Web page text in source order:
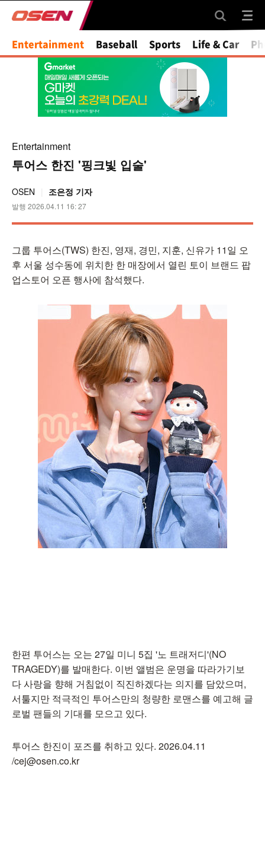
Entertainment Baseball Sports Life & Car
Entertainment
투어스 한진 '핑크빛 입술'
OSEN 조은정 기자
발행 2026.04.11 16: 27
그룹 투어스(TWS) 한진, 영재, 경민, 지훈, 신유가 11일 오
후 서울 성수동에 위치한 한 매장에서 열린 토이 브랜드 팝
업스토어 오픈 행사에 참석했다.
한편 투어스는 오는 27일 미니 5집 '노 트래저디'(NO
TRAGEDY)를 발매한다. 이번 앨범은 운명을 따라가기보
다 사랑을 향해 거침없이 직진하겠다는 의지를 담았으며,
서툴지만 적극적인 투어스만의 청량한 로맨스를 예고해 글
로벌 팬들의 기대를 모으고 있다.
투어스 한진이 포즈를 취하고 있다. 2026.04.11
/cej@osen.co.kr